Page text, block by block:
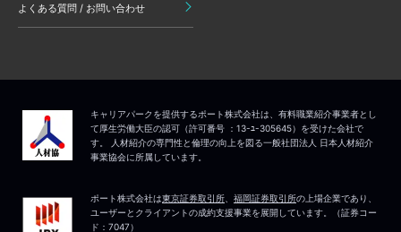
よくある質問 / お問い合わせ